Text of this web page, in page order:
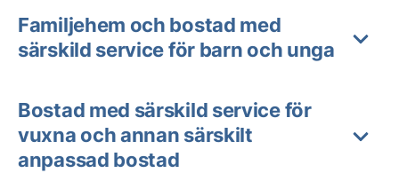
Familjehem och bostad med
särskild service för barn och unga
Bostad med särskild service för
vuxna och annan särskilt
anpassad bostad